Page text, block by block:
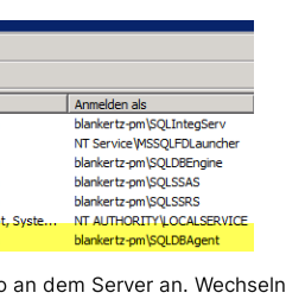
dem Server an. Wechseln